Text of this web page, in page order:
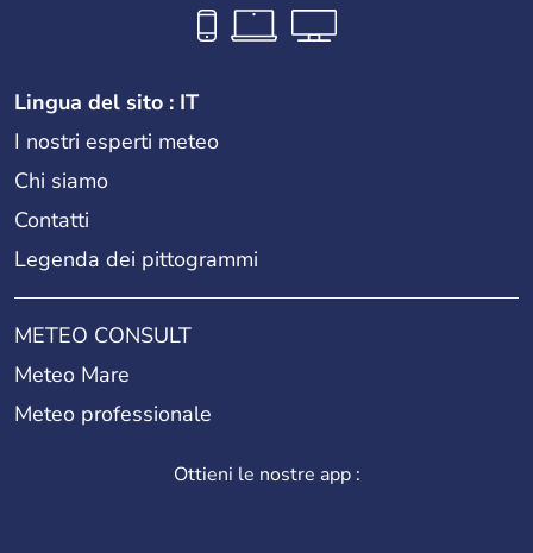
Lingua del sito : IT
I nostri esperti meteo
Chi siamo
Contatti
Legenda dei pittogrammi
METEO CONSULT
Meteo Mare
Meteo professionale
Ottieni le nostre app :